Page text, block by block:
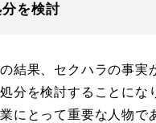
を検討
結果、セクハラの事実
分を検討することにな
にとって重要な人物で